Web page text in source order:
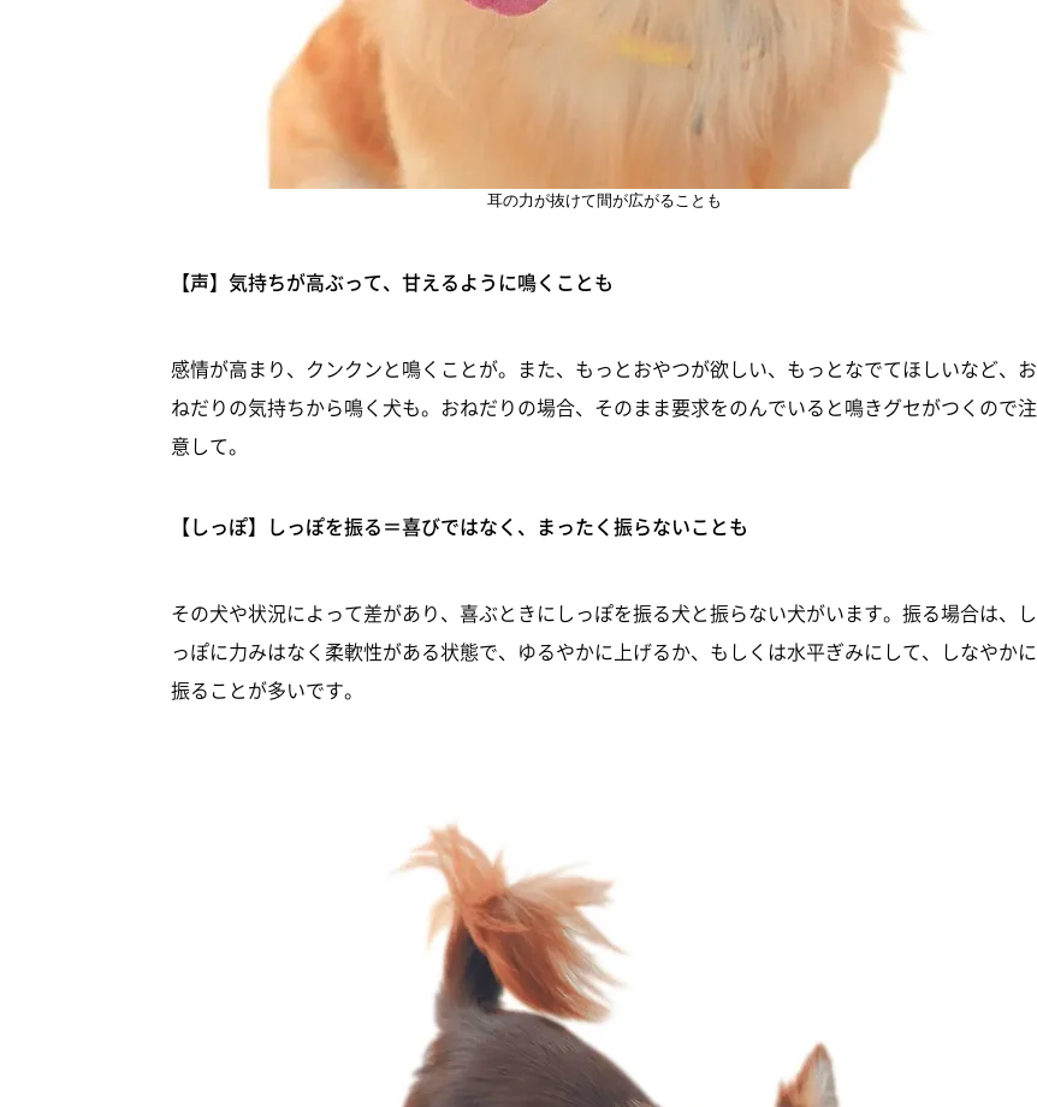
耳の力が抜けて間が広がることも
【声】気持ちが高ぶって、甘えるように鳴くことも
感情が高まり、クンクンと鳴くことが。また、もっとおやつが欲しい、もっとなでてほしいなど、お
ねだりの気持ちから鳴く犬も。おねだりの場合、そのまま要求をのんでいると鳴きグセがつくので注
意して。
【しっぽ】しっぽを振る＝喜びではなく、まったく振らないことも
その犬や状況によって差があり、喜ぶときにしっぽを振る犬と振らない犬がいます。振る場合は、し
っぽに力みはなく柔軟性がある状態で、ゆるやかに上げるか、もしくは水平ぎみにして、しなやかに
振ることが多いです。